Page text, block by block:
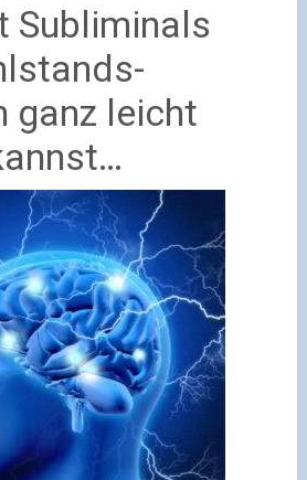
Subliminals
ganz leicht